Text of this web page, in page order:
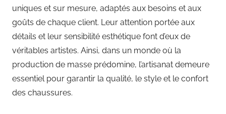
uniques et sur mesure, adaptés aux besoins et aux
goûts de chaque client. Leur attention portée aux
détails et leur sensibilité esthétique font d’eux de
véritables artistes. Ainsi, dans un monde où la
production de masse prédomine, l’artisanat demeure
essentiel pour garantir la qualité, le style et le confort
des chaussures.